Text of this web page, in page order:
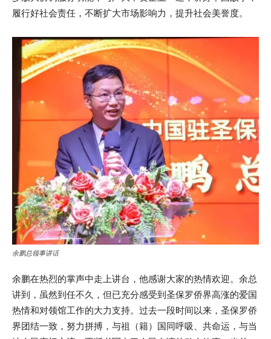
履行好社会责任，不断扩大市场影响力，提升社会美誉度。
余鹏总领事讲话
余鹏在热烈的掌声中走上讲台，他感谢大家的热情欢迎。余总
讲到，虽然到任不久，但已充分感受到圣保罗侨界高涨的爱国
热情和对领馆工作的大力支持。过去一段时间以来，圣保罗侨
界团结一致，努力拼搏，与祖（籍）国同呼吸、共命运，与当